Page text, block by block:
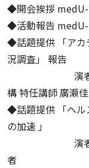
◆開会挨拶
◆活動報告 medU-
◆話題提供 「アカ
況調査」 報告
演者：東京
構 特任講師 廣瀬
◆話題提供 「ヘル
の加速 」
演者：経済
者